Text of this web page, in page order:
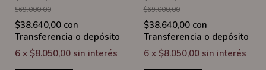
$69.000,00
$38.640,00 con
Transferencia o depósito
6 x $8.050,00 sin interés
$69.000,00
$38.640,00 con
Transferencia o depósito
6 x $8.050,00 sin interés